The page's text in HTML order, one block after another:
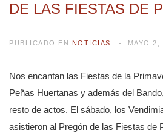
DE LAS FIESTAS DE
PUBLICADO EN NOTICIAS MAYO 2,
Nos encantan las Fiestas de la
Peñas Huertanas y además del
resto de actos. El sábado, los
asistieron al Pregón de las Fiestas de